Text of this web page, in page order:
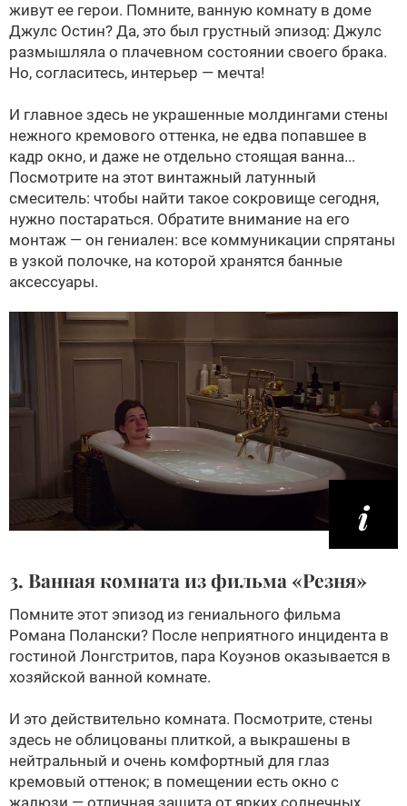
живут ее герои. Помните, ванную комнату в доме
Джулс Остин? Да, это был грустный эпизод: Джулс
размышляла о плачевном состоянии своего брака.
Но, согласитесь, интерьер — мечта!
И главное здесь не украшенные молдингами стены
нежного кремового оттенка, не едва попавшее в
кадр окно, и даже не отдельно стоящая ванна...
Посмотрите на этот винтажный латунный
смеситель: чтобы найти такое сокровище сегодня,
нужно постараться. Обратите внимание на его
монтаж — он гениален: все коммуникации спрятаны
в узкой полочке, на которой хранятся банные
аксессуары.
3. Ванная комната из фильма «Резня»
Помните этот эпизод из гениального фильма
Романа Полански? После неприятного инцидента в
гостиной Лонгстритов, пара Коуэнов оказывается в
хозяйской ванной комнате.
И это действительно комната. Посмотрите, стены
здесь не облицованы плиткой, а выкрашены в
нейтральный и очень комфортный для глаз
кремовый оттенок; в помещении есть окно с